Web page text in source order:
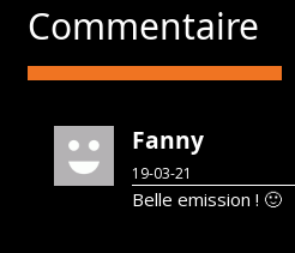
Commentaire
Fanny
19-03-21
Belle emission ! 🙂